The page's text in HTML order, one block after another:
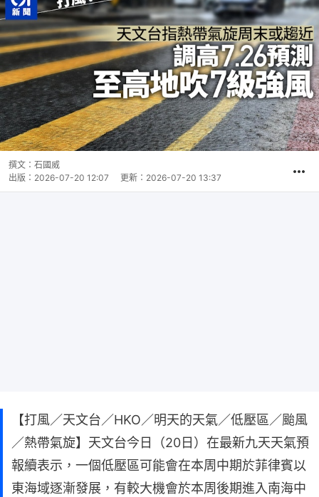
撰文： 石國威
出版： 2026-07-20 12:07 更新： 2026-07-20 13:37
【打風／天文台／HKO／明天的天氣／低壓區／颱風
／熱帶氣旋】天文台今日（20日）在最新九天天氣預
報續表示，一個低壓區可能會在本周中期於菲律賓以
東海域逐漸發展，有較大機會於本周後期進入南海中